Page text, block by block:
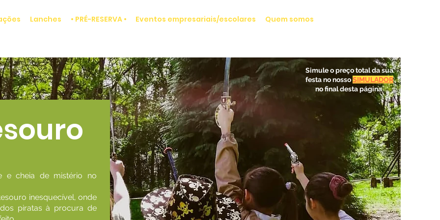
Porto
Lanches • PRÉ-RESERVA • Eventos empresariais/escolares Quem somos
Simule o preço total da sua
festa no nossoSIMULADOR
no final desta página
e cheia de mistério no
inesquecível, onde
piratas à procura de